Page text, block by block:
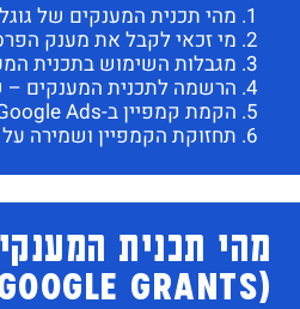
מהי תכנית המענקים של
מי זכאי לקבל את מענק
מגבלות השימוש בתכנית
הרשמה לתכנית המענקים
הקמת קמפיין ב-Google Ads
תחזוקת הקמפיין ושמירה
מהי תכנית
(Google Grants)?